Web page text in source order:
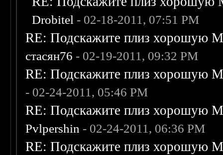
Drobitel - 02-18-2011, 07:51 PM
RE: Подскажите плиз хорошую
стасян76 - 02-19-2011, 09:32 PM
RE: Подскажите плиз хорошую
- 02-24-2011, 05:46 PM
RE: Подскажите плиз хорошую
Pvlpershin - 02-24-2011, 06:36 PM
RE: Подскажите плиз хорошую